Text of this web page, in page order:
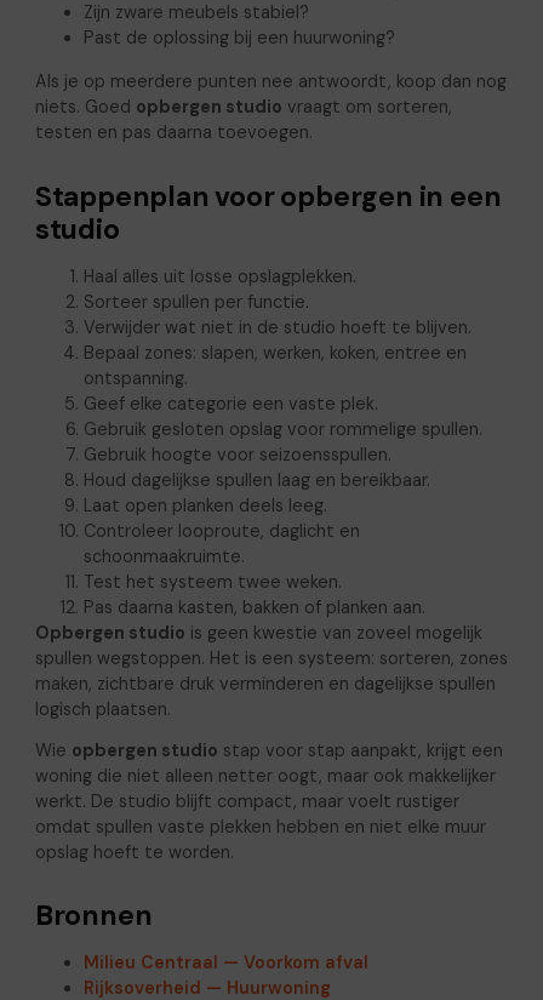
Zijn zware meubels stabiel?
Past de oplossing bij een huurwoning?
Als je op meerdere punten nee antwoordt, koop dan nog
niets. Goed opbergen studio vraagt om sorteren,
testen en pas daarna toevoegen.
Stappenplan voor opbergen in een
studio
Haal alles uit losse opslagplekken.
Sorteer spullen per functie.
Verwijder wat niet in de studio hoeft te blijven.
Bepaal zones: slapen, werken, koken, entree en
ontspanning.
Geef elke categorie een vaste plek.
Gebruik gesloten opslag voor rommelige spullen.
Gebruik hoogte voor seizoensspullen.
Houd dagelijkse spullen laag en bereikbaar.
Laat open planken deels leeg.
Controleer looproute, daglicht en
schoonmaakruimte.
Test het systeem twee weken.
Pas daarna kasten, bakken of planken aan.
Opbergen studio is geen kwestie van zoveel mogelijk
spullen wegstoppen. Het is een systeem: sorteren, zones
maken, zichtbare druk verminderen en dagelijkse spullen
logisch plaatsen.
Wie opbergen studio stap voor stap aanpakt, krijgt een
woning die niet alleen netter oogt, maar ook makkelijker
werkt. De studio blijft compact, maar voelt rustiger
omdat spullen vaste plekken hebben en niet elke muur
opslag hoeft te worden.
Bronnen
Milieu Centraal — Voorkom afval
Rijksoverheid — Huurwoning